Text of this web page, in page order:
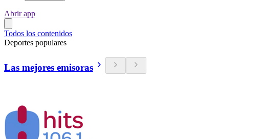
Abrir app
Todos los contenidos
Deportes populares
Las mejores emisoras